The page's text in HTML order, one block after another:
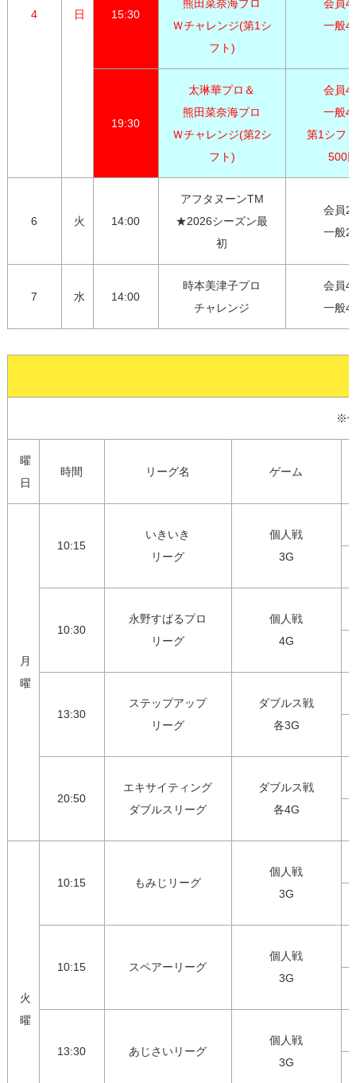
4 日 15:30
熊田菜奈海プロ
Ｗチャレンジ(第1シ
フト)
会員
一般
19:30
太琳華プロ＆
熊田菜奈海プロ
Ｗチャレンジ(第2シ
フト)
会員
一般
第1シフ
500
6 火 14:00
アフタヌーンTM
★2026シーズン最
初
会員
一般
7 水 14:00
時本美津子プロ
チャレンジ
会員
一般
※
曜
日
時間 リーグ名 ゲーム
月
曜
10:15
いきいき
リーグ
個人戦
3G
10:30
永野すばるプロ
リーグ
個人戦
4G
13:30
ステップアップ
リーグ
ダブルス戦
各3G
20:50
エキサイティング
ダブルスリーグ
ダブルス戦
各4G
火
曜
10:15 もみじリーグ
個人戦
3G
10:15 スペアーリーグ
個人戦
3G
13:30 あじさいリーグ
個人戦
3G